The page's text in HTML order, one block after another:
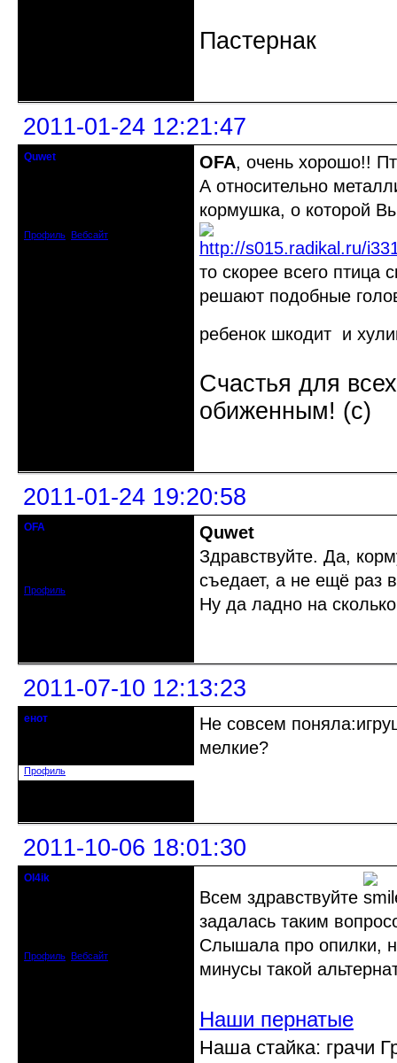
Пастернак
2011-01-24 12:21:47
Quwet
Профиль Вебсайт
OFA, очень хорошо!!
А относительно
кормушка, о которой
то скорее всего птица
решают подобные
ребенок шкодит и
Счастья для
обиженным! (c)
2011-01-24 19:20:58
OFA
Профиль
Quwet
Здравствуйте. Да,
съедает, а не ещё раз
Ну да ладно на
2011-07-10 12:13:23
енот
Профиль
Не совсем
мелкие?
2011-10-06 18:01:30
Ol4ik
Профиль Вебсайт
Всем здравствуйте
задалась таким
Слышала про опилки,
минусы такой
Наши пернатые
Наша стайка: грачи